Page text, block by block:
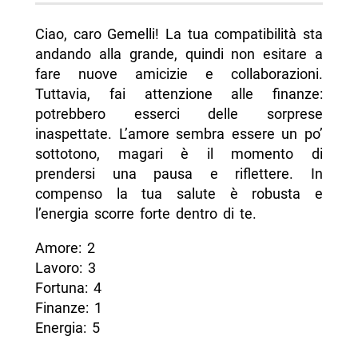
Ciao, caro Gemelli! La tua compatibilità sta
andando alla grande, quindi non esitare a
fare nuove amicizie e collaborazioni.
Tuttavia, fai attenzione alle finanze:
potrebbero esserci delle sorprese
inaspettate. L’amore sembra essere un po’
sottotono, magari è il momento di
prendersi una pausa e riflettere. In
compenso la tua salute è robusta e
l’energia scorre forte dentro di te.
Amore: 2
Lavoro: 3
Fortuna: 4
Finanze: 1
Energia: 5